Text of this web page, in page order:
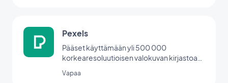
Pexels
Pääset käyttämään yli 500 000
korkearesoluutioisen valokuvan kirjastoa
Vapaa